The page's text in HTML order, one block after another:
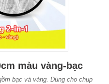
màu vàng-bạc
bạc và vàng. Dùng cho chụp